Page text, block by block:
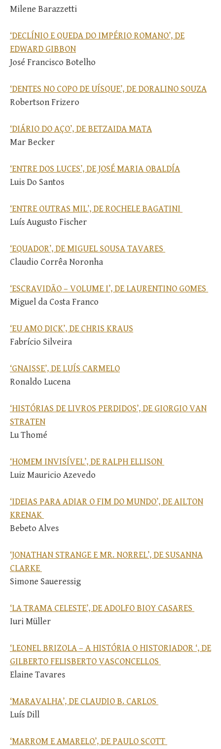
Milene Barazzetti
‘DECLÍNIO E QUEDA DO IMPÉRIO ROMANO’, DE
EDWARD GIBBON
José Francisco Botelho
‘DENTES NO COPO DE UÍSQUE’, DE DORALINO SOUZA
Robertson Frizero
‘DIÁRIO DO AÇO’, DE BETZAIDA MATA
Mar Becker
‘ENTRE DOS LUCES’, DE JOSÉ MARIA OBALDÍA
Luis Do Santos
‘ENTRE OUTRAS MIL’, DE ROCHELE BAGATINI
Luís Augusto Fischer
‘EQUADOR’, DE MIGUEL SOUSA TAVARES
Claudio Corrêa Noronha
‘ESCRAVIDÃO – VOLUME I’, DE LAURENTINO GOMES
Miguel da Costa Franco
‘EU AMO DICK’, DE CHRIS KRAUS
Fabrício Silveira
‘GNAISSE’, DE LUÍS CARMELO
Ronaldo Lucena
‘HISTÓRIAS DE LIVROS PERDIDOS’, DE GIORGIO VAN
STRATEN
Lu Thomé
‘HOMEM INVISÍVEL’, DE RALPH ELLISON
Luiz Mauricio Azevedo
‘IDEIAS PARA ADIAR O FIM DO MUNDO’, DE AILTON
KRENAK
Bebeto Alves
‘JONATHAN STRANGE E MR. NORREL’, DE SUSANNA
CLARKE
Simone Saueressig
‘LA TRAMA CELESTE’, DE ADOLFO BIOY CASARES
Iuri Müller
‘LEONEL BRIZOLA – A HISTÓRIA O HISTORIADOR ‘, DE
GILBERTO FELISBERTO VASCONCELLOS
Elaine Tavares
‘MARAVALHA’, DE CLAUDIO B. CARLOS
Luís Dill
‘MARROM E AMARELO’, DE PAULO SCOTT